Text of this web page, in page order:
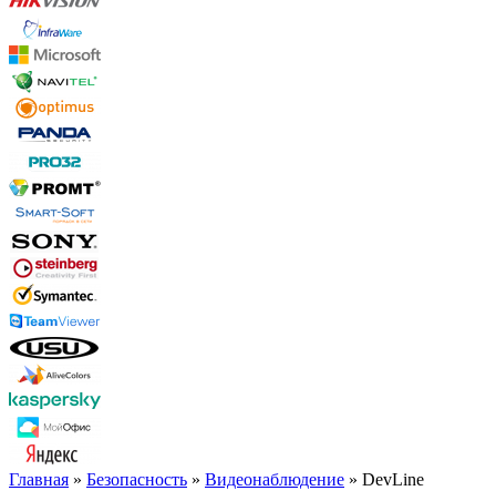
Главная » Безопасность » Видеонаблюдение » DevLine